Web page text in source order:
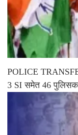
POLICE
3 SI समेत 46